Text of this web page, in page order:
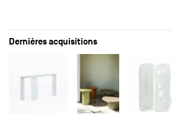
Dernières acquisitions